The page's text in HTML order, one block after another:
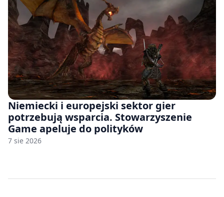
Niemiecki i europejski sektor gier
potrzebują wsparcia. Stowarzyszenie
Game apeluje do polityków
7 sie 2026